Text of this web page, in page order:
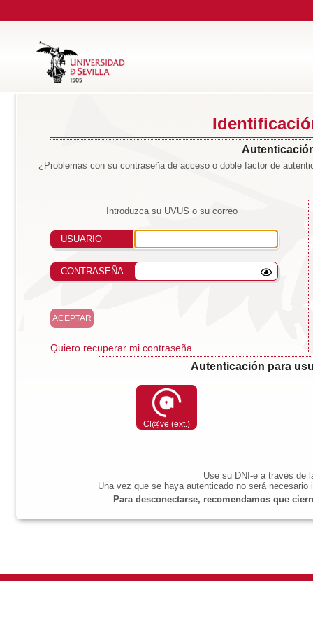
¿Problemas con su contraseña de acceso o doble factor de
Introduzca su UVUS o su correo
USUARIO
CONTRASEÑA
Quiero recuperar mi contraseña
Autenticación para
Cl@ve (ext.)
Use su DNI-e a través de
Una vez que se haya autenticado no será
Para desconectarse, recomendamos que